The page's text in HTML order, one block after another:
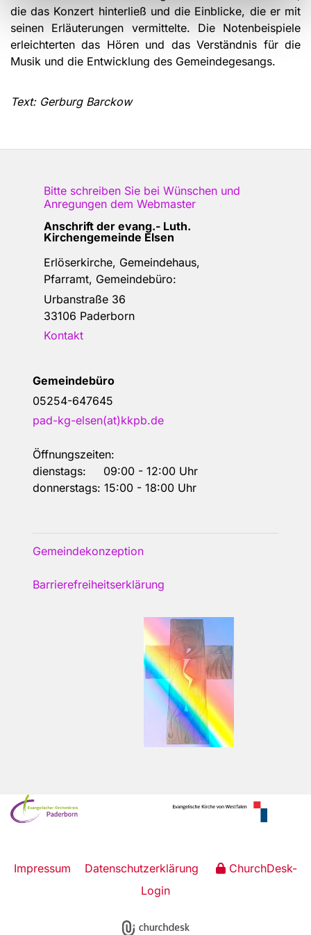
die das Konzert hinter­ließ und die Einblicke, die er mit
seinen Erläuterungen vermittelte. Die Notenbeispiele
erleichterten das Hören und das Verständnis für die
Musik und die Entwicklung des Gemeindegesangs.
Text: Gerburg Barckow
Bitte schreiben Sie bei Wünschen und
Anregungen dem Webmaster
Anschrift der evang.- Luth.
Kirchengemeinde Elsen
Erlöserkirche, Gemeindehaus,
Pfarramt, Gemeindebüro:
Urbanstraße 36
33106 Paderborn
Kontakt
Gemeindebüro
05254-647645
pad-kg-elsen(at)kkpb.de
Öffnungszeiten:
dienstags: 09:00 - 12:00 Uhr
donnerstags: 15:00 - 18:00 Uhr
Gemeindekonzeption
Barrierefreiheitserklärung
Impressum Datenschutzerklärung
ChurchDesk-
Login